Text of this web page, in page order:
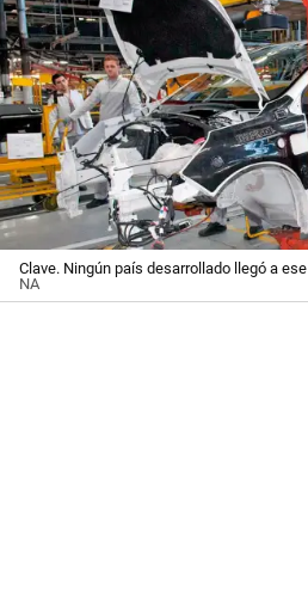
Clave. Ningún país desarrollado llegó a
NA